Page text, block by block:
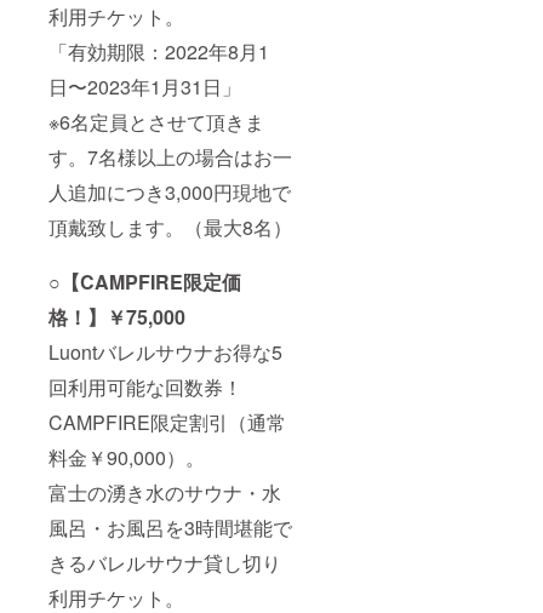
利用チケット。
「有効期限：2022年8月1
日〜2023年1月31日」
※6名定員とさせて頂きま
す。7名様以上の場合はお一
人追加につき3,000円現地で
頂戴致します。（最大8名）
○【CAMPFIRE限定価
格！】￥75,000
Luontバレルサウナお得な5
回利用可能な回数券！
CAMPFIRE限定割引（通常
料金￥90,000）。
富士の湧き水のサウナ・水
風呂・お風呂を3時間堪能で
きるバレルサウナ貸し切り
利用チケット。